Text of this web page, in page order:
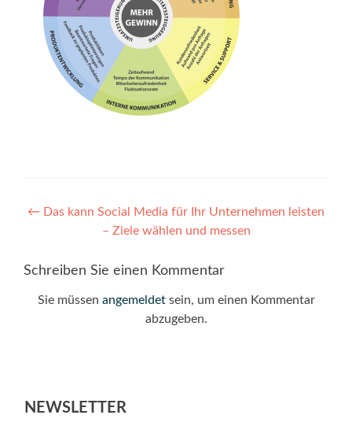
Post
navigation
← Das kann Social Media für Ihr Unternehmen leisten
– Ziele wählen und messen
Schreiben Sie einen Kommentar
Sie müssen angemeldetsein, um einen Kommentar
abzugeben.
NEWSLETTER